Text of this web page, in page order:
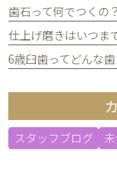
歯石って何でつくの？
仕上げ磨きはいつま
6歳臼歯ってどんな歯
スタッフブログ